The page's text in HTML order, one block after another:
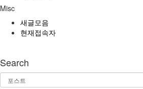
Misc
새글모음
현재접속자
Search